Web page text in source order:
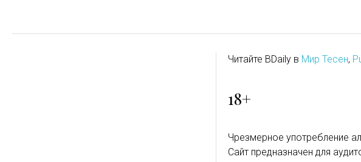
Читайте BDaily в Мир Тесен,
18+
Чрезмерное употребление
Сайт предназначен для